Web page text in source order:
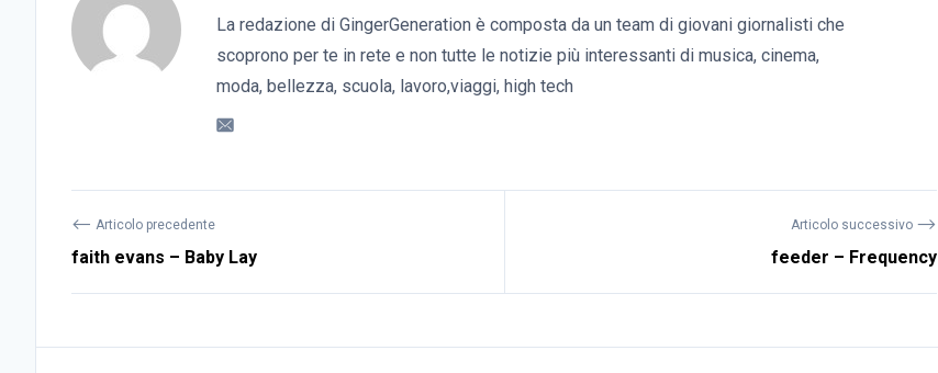
La redazione di GingerGeneration è composta da un team di giovani giornalisti che
scoprono per te in rete e non tutte le notizie più interessanti di musica, cinema,
moda, bellezza, scuola, lavoro,viaggi, high tech
⟵ Articolo precedente
faith evans – Baby Lay
Articolo successivo ⟶
feeder – Frequency